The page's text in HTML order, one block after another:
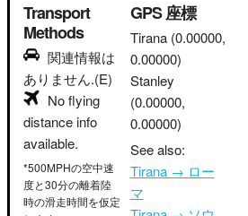
Transport
Methods
関連情報は
ありません.(E)
No flying
distance info
available.
*500MPHの空中速
度と30分の離着陸
時の滑走時間を仮定
GPS 座標
Tirana (0.00000,
0.00000)
Stanley
(0.00000,
0.00000)
See also:
Tirana → ロー
マ